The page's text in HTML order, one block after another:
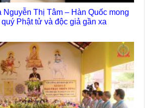
Thị Tâm – Hàn Quốc mong
Phật tử và độc giả gần xa